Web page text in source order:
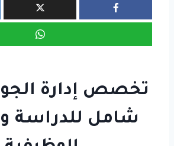
تخصص إدارة
شامل للدراسة